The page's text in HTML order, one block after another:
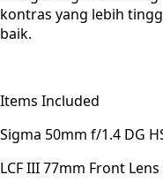
kontras yang lebih
baik.
Items Included
Sigma 50mm f/1.4 DG
LCF III 77mm Front Lens